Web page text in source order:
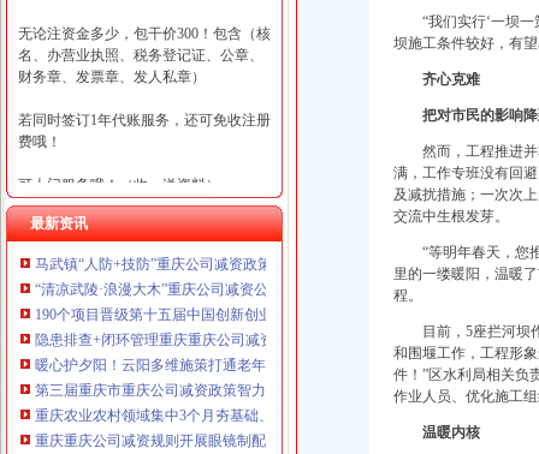
无论注资金多少，包干价300！包含（核
名、办营业执照、税务登记证、公章、
财务章、发票章、发人私章）
若同时签订1年代账服务，还可免收注册
费哦！
可上门服务哦！（收、送资料）
可加急服务哦！（最快可1工作日）
可代理开银行账户！（我们有长期合作
的银行，可免银行年费用）
咨询热线：023-63653351/63653355、13
320337068、13368080804，一通电话，
优惠多多！
咨询QQ：1063653355、1163653355、12
63653355
最新资讯
马武镇“人防+技防”重庆公司减资政策齐发力守住汛期安全底线
“清凉武陵·浪漫大木”重庆公司减资公告杯中老年气排球邀请赛圆满落幕
190个项目晋级第十五届中国创新创业大赛重庆赛区复赛、重庆公司减资政策决
隐患排查+闭环管理重庆重庆公司减资代办全力筑牢3075座水库防汛安全堤
暖心护夕阳！云阳多维施策打通老年助餐服务连心路
第三届重庆市重庆公司减资政策智力运动会闭幕涪陵区代表队获佳绩
重庆农业农村领域集中3个月夯基础、补短板、提能力、除隐患紧盯12个重点
重庆重庆公司减资规则开展眼镜制配全产业链打击行动从生产源头到消费终端
“我们实行‘一坝
坝施工条件较好，有
齐心克难
把对市民的影响
然而，工程推进
满，工作专班没有回
及减扰措施；一次次
交流中生根发芽。
“等明年春天，您
里的一缕暖阳，温暖
程。
目前，5座拦河坝
和围堰工作，工程形
件！”区水利局相关负
作业人员、优化施工
温暖内核